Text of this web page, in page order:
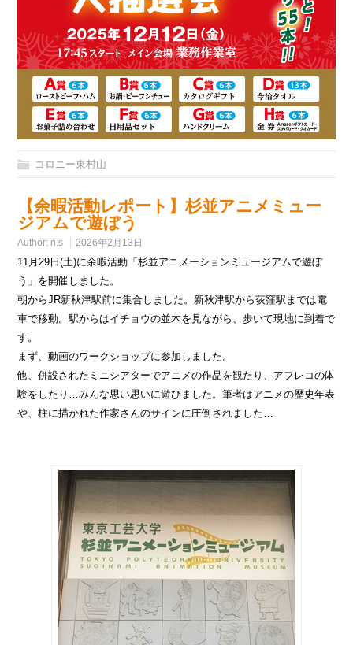
コロニー東村山
【余暇活動レポート】杉並アニメミュー
ジアムで遊ぼう
Author: n.s 2026年2月13日
11月29日(土)に余暇活動「杉並アニメーションミュージアムで遊ぼ
う」を開催しました。
朝からJR新秋津駅前に集合しました。新秋津駅から荻窪駅までは電
車で移動。駅からはイチョウの並木を見ながら、歩いて現地に到着で
す。
まず、動画のワークショップに参加しました。
他、併設されたミニシアターでアニメの作品を観たり、アフレコの体
験をしたり…みんな思い思いに遊びました。筆者はアニメの歴史年表
や、柱に描かれた作家さんのサインに圧倒されました…